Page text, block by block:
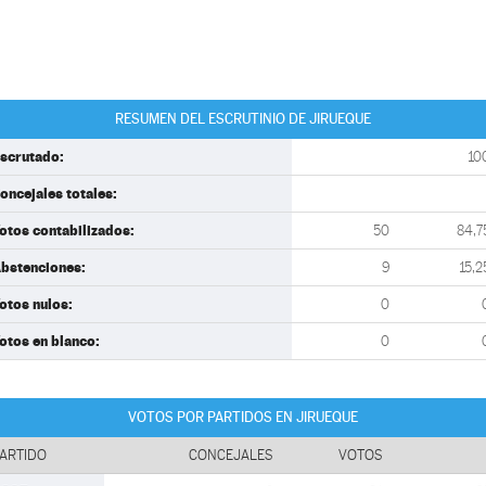
RESUMEN DEL ESCRUTINIO DE JIRUEQUE
totales:
contabilizados: 50
9
nulos: 0
en blanco: 0
VOTOS POR PARTIDOS EN JIRUEQUE
CONCEJALES VOTOS